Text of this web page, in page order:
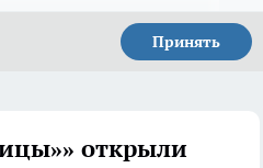
Принять
открыли